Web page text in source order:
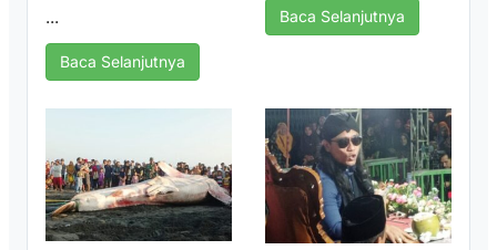
...
Baca Selanjutnya
Baca Selanjutnya